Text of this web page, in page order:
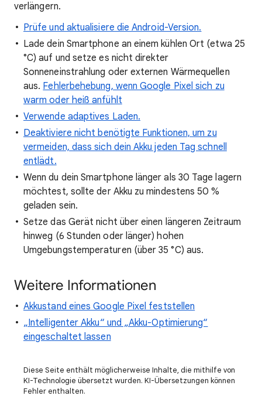
verlängern.
Prüfe und aktualisiere die Android-Version.
Lade dein Smartphone an einem kühlen Ort (etwa 25
°C) auf und setze es nicht direkter
Sonneneinstrahlung oder externen Wärmequellen
aus. Fehlerbehebung, wenn Google Pixel sich zu
warm oder heiß anfühlt
Verwende adaptives Laden.
Deaktiviere nicht benötigte Funktionen, um zu
vermeiden, dass sich dein Akku jeden Tag schnell
entlädt.
Wenn du dein Smartphone länger als 30 Tage lagern
möchtest, sollte der Akku zu mindestens 50 %
geladen sein.
Setze das Gerät nicht über einen längeren Zeitraum
hinweg (6 Stunden oder länger) hohen
Umgebungstemperaturen (über 35 °C) aus.
Weitere Informationen
Akkustand eines Google Pixel feststellen
„Intelligenter Akku“ und „Akku-Optimierung“
eingeschaltet lassen
Diese Seite enthält möglicherweise Inhalte, die mithilfe von
KI-Technologie übersetzt wurden. KI-Übersetzungen können
Fehler enthalten.